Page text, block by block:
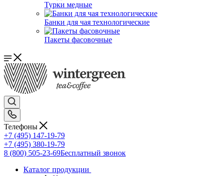
Турки медные
Банки для чая технологические
Пакеты фасовочные
Телефоны
+7 (495) 147-19-79
+7 (495) 380-19-79
8 (800) 505-23-69Бесплатный звонок
Каталог продукции